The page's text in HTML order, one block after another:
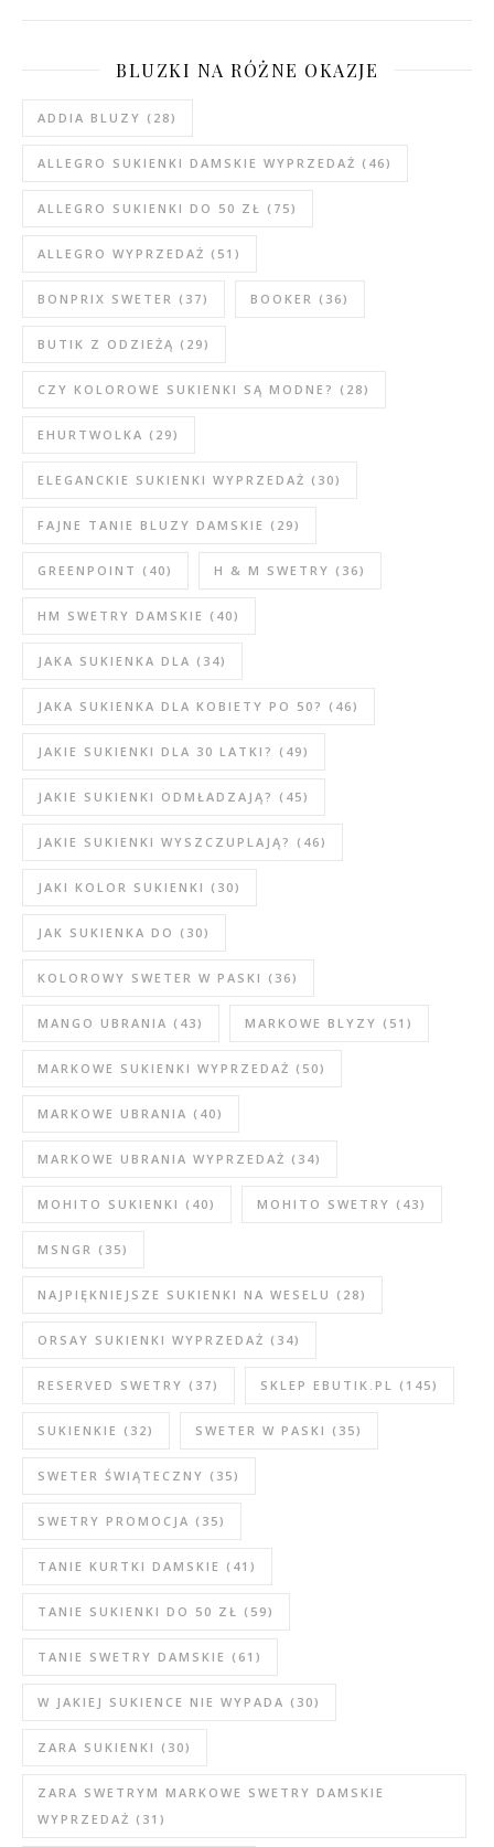
BLUZKI NA RÓŻNE OKAZJE
ADDIA BLUZY (28)
ALLEGRO SUKIENKI DAMSKIE WYPRZEDAŻ (46)
ALLEGRO SUKIENKI DO 50 ZŁ (75)
ALLEGRO WYPRZEDAŻ (51)
BONPRIX SWETER (37) BOOKER (36)
BUTIK Z ODZIEŻĄ (29)
CZY KOLOROWE SUKIENKI SĄ MODNE? (28)
EHURTWOLKA (29)
ELEGANCKIE SUKIENKI WYPRZEDAŻ (30)
FAJNE TANIE BLUZY DAMSKIE (29)
GREENPOINT (40) H & M SWETRY (36)
HM SWETRY DAMSKIE (40)
JAKA SUKIENKA DLA (34)
JAKA SUKIENKA DLA KOBIETY PO 50? (46)
JAKIE SUKIENKI DLA 30 LATKI? (49)
JAKIE SUKIENKI ODMŁADZAJĄ? (45)
JAKIE SUKIENKI WYSZCZUPLAJĄ? (46)
JAKI KOLOR SUKIENKI (30)
JAK SUKIENKA DO (30)
KOLOROWY SWETER W PASKI (36)
MANGO UBRANIA (43) MARKOWE BLYZY (51)
MARKOWE SUKIENKI WYPRZEDAŻ (50)
MARKOWE UBRANIA (40)
MARKOWE UBRANIA WYPRZEDAŻ (34)
MOHITO SUKIENKI (40) MOHITO SWETRY (43)
MSNGR (35)
NAJPIĘKNIEJSZE SUKIENKI NA WESELU (28)
ORSAY SUKIENKI WYPRZEDAŻ (34)
RESERVED SWETRY (37) SKLEP EBUTIK.PL (145)
SUKIENKIE (32) SWETER W PASKI (35)
SWETER ŚWIĄTECZNY (35)
SWETRY PROMOCJA (35)
TANIE KURTKI DAMSKIE (41)
TANIE SUKIENKI DO 50 ZŁ (59)
TANIE SWETRY DAMSKIE (61)
W JAKIEJ SUKIENCE NIE WYPADA (30)
ZARA SUKIENKI (30)
ZARA SWETRYM MARKOWE SWETRY DAMSKIE
WYPRZEDAŻ (31)